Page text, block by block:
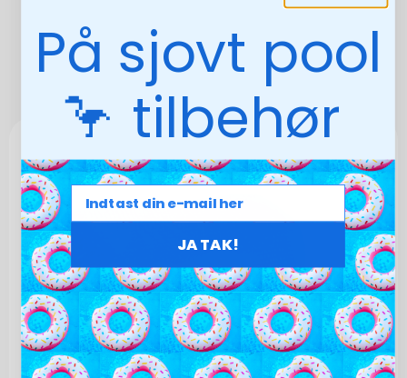
På sjovt pool
🦩 tilbehør
JA TAK!